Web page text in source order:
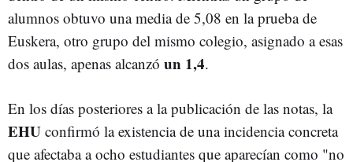
alumnos obtuvo una media de 5,08 en la prueba de
Euskera, otro grupo del mismo colegio, asignado a esas
dos aulas, apenas alcanzó un 1,4.
En los días posteriores a la publicación de las notas, la
EHU confirmó la existencia de una incidencia concreta
que afectaba a ocho estudiantes que aparecían como "no